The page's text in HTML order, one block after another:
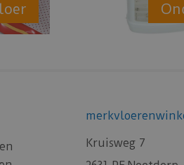
Kruisweg 7